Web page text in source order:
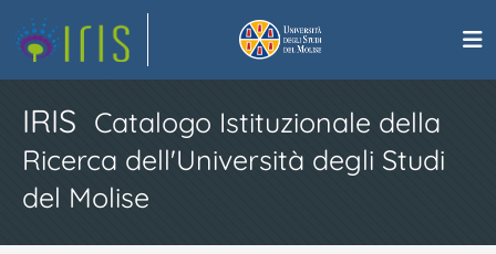
IRIS Catalogo Istituzionale della
Ricerca dell'Università degli Studi
del Molise